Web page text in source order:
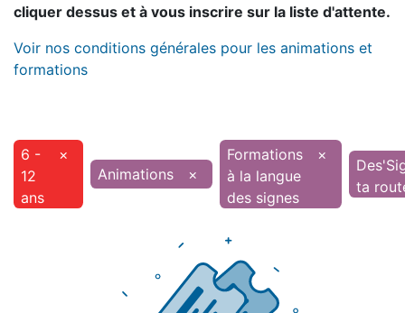
cliquer dessus et à vous inscrire sur la liste d'attente.
Voir nos conditions générales pour les animations et
formations
6 -
12
ans
×
Animations
×
Formations
à la langue
des signes
×
ta